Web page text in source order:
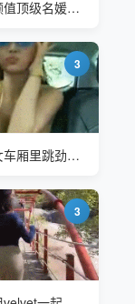
韩国高颜值顶级名媛反差婊 韩善月(sunwall) 泰国游玩
3
韩国美女车厢里跳劲舞嗨翻了
3